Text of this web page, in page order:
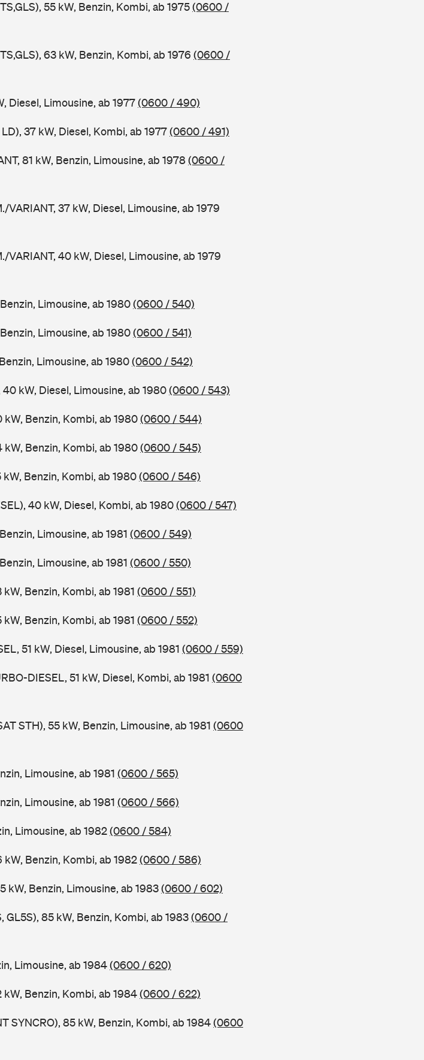
55 kW, Benzin, Kombi, ab 1975(0600 /
63 kW, Benzin, Kombi, ab 1976 (0600 /
Diesel, Limousine, ab 1977(0600 / 490)
37 kW, Diesel, Kombi, ab 1977(0600 / 491)
81 kW, Benzin, Limousine, ab 1978(0600 /
VARIANT, 37 kW, Diesel, Limousine, ab 1979
VARIANT, 40 kW, Diesel, Limousine, ab 1979
Limousine, ab 1980(0600 / 540)
Limousine, ab 1980(0600 / 541)
Limousine, ab 1980(0600 / 542)
40 kW, Diesel, Limousine, ab 1980(0600 / 543)
kW, Benzin, Kombi, ab 1980(0600 / 544)
kW, Benzin, Kombi, ab 1980(0600 / 545)
kW, Benzin, Kombi, ab 1980(0600 / 546)
40 kW, Diesel, Kombi, ab 1980(0600 / 547)
Limousine, ab 1981 (0600 / 549)
Limousine, ab 1981 (0600 / 550)
Benzin, Kombi, ab 1981 (0600 / 551)
Benzin, Kombi, ab 1981 (0600 / 552)
51 kW, Diesel, Limousine, ab 1981 (0600 / 559)
DIESEL, 51 kW, Diesel, Kombi, ab 1981 (0600
STH), 55 kW, Benzin, Limousine, ab 1981 (0600
Limousine, ab 1981 (0600 / 565)
Limousine, ab 1981 (0600 / 566)
Limousine, ab 1982(0600 / 584)
kW, Benzin, Kombi, ab 1982(0600 / 586)
kW, Benzin, Limousine, ab 1983(0600 / 602)
GL5S), 85 kW, Benzin, Kombi, ab 1983(0600 /
Limousine, ab 1984(0600 / 620)
kW, Benzin, Kombi, ab 1984(0600 / 622)
SYNCRO), 85 kW, Benzin, Kombi, ab 1984(0600